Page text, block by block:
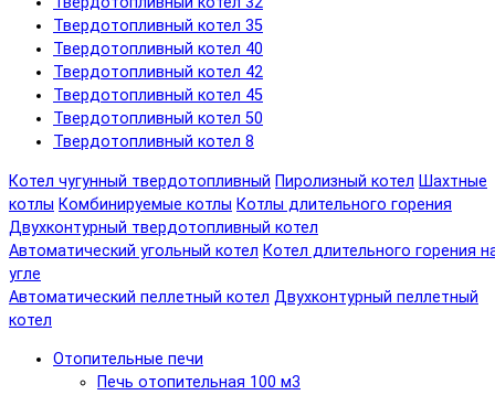
Твердотопливный котел 35
Твердотопливный котел 40
Твердотопливный котел 42
Твердотопливный котел 45
Твердотопливный котел 50
Твердотопливный котел 8
Котел чугунный твердотопливный Пиролизный котел Шахтные
котлы Комбинируемые котлы Котлы длительного горения
Двухконтурный твердотопливный котел
Автоматический угольный котел Котел длительного горения
угле
Автоматический пеллетный котел Двухконтурный пеллетный
котел
Отопительные печи
Печь отопительная 100 м3